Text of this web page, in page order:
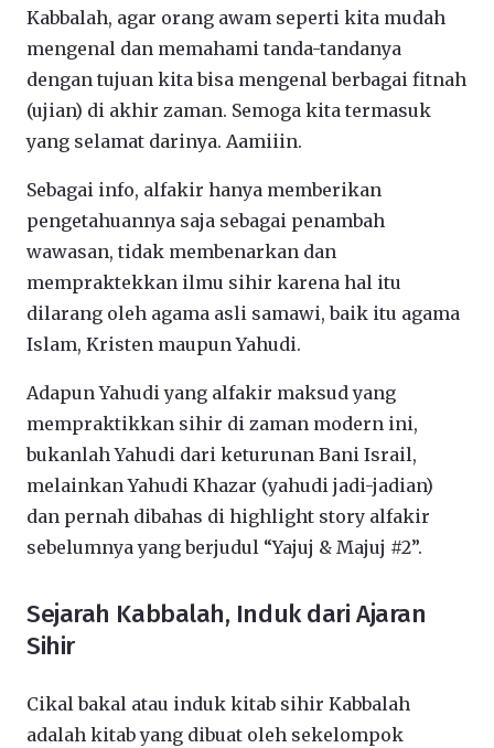
Kabbalah, agar orang awam seperti kita mudah
mengenal dan memahami tanda-tandanya
dengan tujuan kita bisa mengenal berbagai fitnah
(ujian) di akhir zaman. Semoga kita termasuk
yang selamat darinya. Aamiiin.
Sebagai info, alfakir hanya memberikan
pengetahuannya saja sebagai penambah
wawasan, tidak membenarkan dan
mempraktekkan ilmu sihir karena hal itu
dilarang oleh agama asli samawi, baik itu agama
Islam, Kristen maupun Yahudi.
Adapun Yahudi yang alfakir maksud yang
mempraktikkan sihir di zaman modern ini,
bukanlah Yahudi dari keturunan Bani Israil,
melainkan Yahudi Khazar (yahudi jadi-jadian)
dan pernah dibahas di highlight story alfakir
sebelumnya yang berjudul “Yajuj & Majuj #2”.
Sejarah Kabbalah, Induk dari Ajaran
Sihir
Cikal bakal atau induk kitab sihir Kabbalah
adalah kitab yang dibuat oleh sekelompok